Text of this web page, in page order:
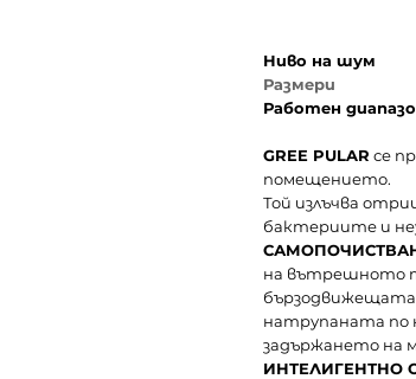
Ниво на шум
Размери
Работен
GREE PULAR се
помещението.
Той излъчва
бактериите и
на вътрешното
бързодвижещата
натрупаната по
задържането на
ИНТЕЛИГЕНТНО